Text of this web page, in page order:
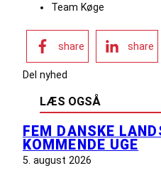
Team Køge
share share
Del nyhed
LÆS OGSÅ
FEM DANSKE
KOMMENDE UGE
5. august 2026